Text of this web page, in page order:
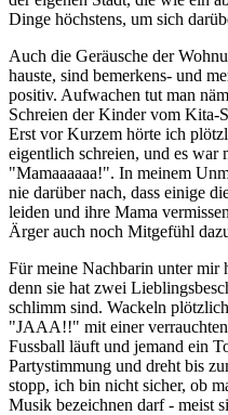
Dinge höchstens, um sich
Auch die Geräusche der
hauste, sind bemerkens- und
positiv. Aufwachen tut man
Schreien der Kinder vom Kita-
Erst vor Kurzem hörte ich
eigentlich schreien, und es war
"Mamaaaaaa!". In meinem
nie darüber nach, dass einige
leiden und ihre Mama
Ärger auch noch Mitgefühl
Für meine Nachbarin unter mir
denn sie hat zwei
schlimm sind. Wackeln
"JAAA!!" mit einer
Fussball läuft und jemand ein
Partystimmung und dreht bis
stopp, ich bin nicht sicher, ob
Musik bezeichnen darf - meist